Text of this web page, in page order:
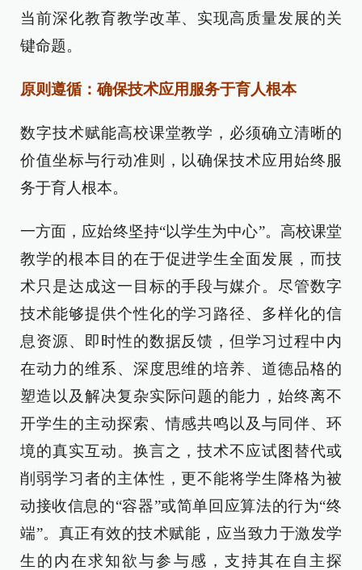
当前深化教育教学改革、实现高质量发展的关
键命题。
原则遵循：确保技术应用服务于育人根本
数字技术赋能高校课堂教学，必须确立清晰的
价值坐标与行动准则，以确保技术应用始终服
务于育人根本。
一方面，应始终坚持“以学生为中心”。高校课堂
教学的根本目的在于促进学生全面发展，而技
术只是达成这一目标的手段与媒介。尽管数字
技术能够提供个性化的学习路径、多样化的信
息资源、即时性的数据反馈，但学习过程中内
在动力的维系、深度思维的培养、道德品格的
塑造以及解决复杂实际问题的能力，始终离不
开学生的主动探索、情感共鸣以及与同伴、环
境的真实互动。换言之，技术不应试图替代或
削弱学习者的主体性，更不能将学生降格为被
动接收信息的“容器”或简单回应算法的行为“终
端”。真正有效的技术赋能，应当致力于激发学
生的内在求知欲与参与感，支持其在自主探